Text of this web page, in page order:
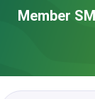
Member